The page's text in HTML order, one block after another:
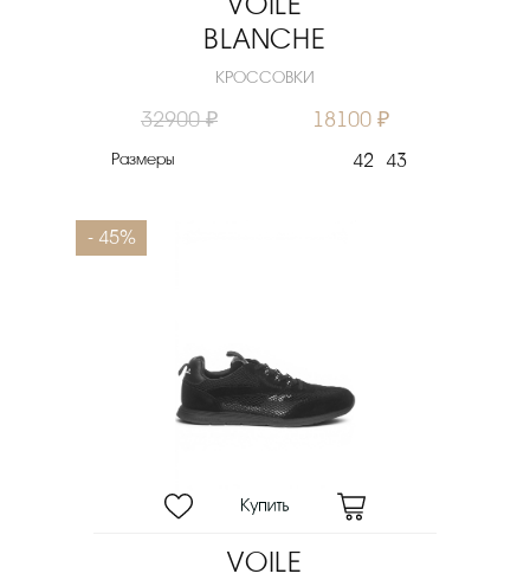
BLANCHE
КРОССОВКИ
32900 ₽ 18100 ₽
Размеры 42 43
- 45%
VOILE